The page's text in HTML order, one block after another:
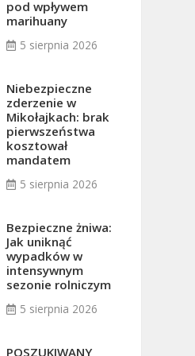
pod wpływem
marihuany
5 sierpnia 2026
Niebezpieczne
zderzenie w
Mikołajkach: brak
pierwszeństwa
kosztował
mandatem
5 sierpnia 2026
Bezpieczne żniwa:
Jak uniknąć
wypadków w
intensywnym
sezonie rolniczym
5 sierpnia 2026
POSZUKIWANY